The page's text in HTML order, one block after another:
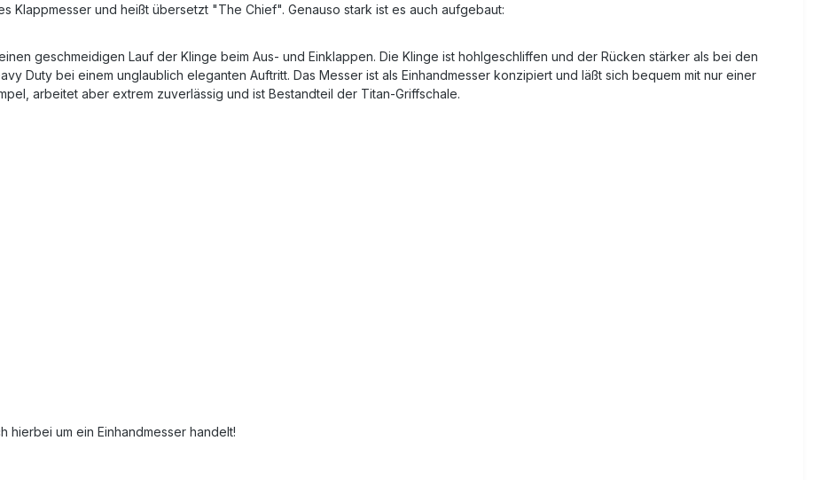
Klappmesser und heißt übersetzt "The Chief". Genauso stark ist es auch aufgebaut:
geschmeidigen Lauf der Klinge beim Aus- und Einklappen. Die Klinge ist hohlgeschliffen und der Rücken stärker als bei den
Duty bei einem unglaublich eleganten Auftritt. Das Messer ist als Einhandmesser konzipiert und läßt sich bequem mit nur einer
arbeitet aber extrem zuverlässig und ist Bestandteil der Titan-Griffschale.
um ein Einhandmesser handelt!